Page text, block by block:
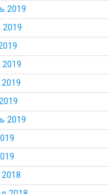
2019
2019
2019